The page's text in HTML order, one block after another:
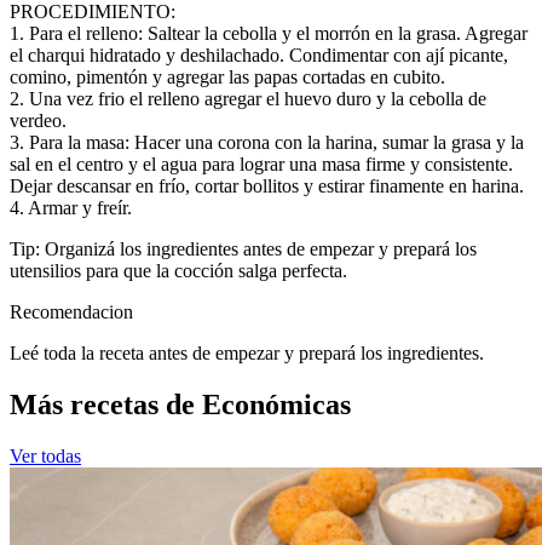
PROCEDIMIENTO:
1. Para el relleno: Saltear la cebolla y el morrón en la grasa. Agregar
el charqui hidratado y deshilachado. Condimentar con ají picante,
comino, pimentón y agregar las papas cortadas en cubito.
2. Una vez frio el relleno agregar el huevo duro y la cebolla de
verdeo.
3. Para la masa: Hacer una corona con la harina, sumar la grasa y la
sal en el centro y el agua para lograr una masa firme y consistente.
Dejar descansar en frío, cortar bollitos y estirar finamente en harina.
4. Armar y freír.
Tip: Organizá los ingredientes antes de empezar y prepará los
utensilios para que la cocción salga perfecta.
Recomendacion
Leé toda la receta antes de empezar y prepará los ingredientes.
Más recetas de Económicas
Ver todas